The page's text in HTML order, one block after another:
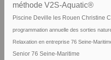
méthode V2S-Aquatic®
Piscine Deville les Rouen Christine
programmation annuelle des sorties
Relaxation en entreprise 76 Seine-
Senior 76 Seine-Maritime